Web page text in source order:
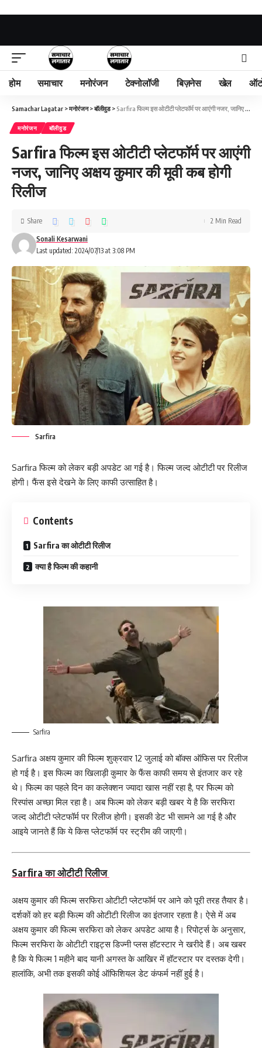
होम समाचार मनोरंजन टेक्नोलॉजी बिज़नेस खेल
Samachar Lagatar >मनोरंजन>बॉलीवुड>Sarfira फिल्म इस ओटीटी प्लेटफॉर्म पर आएंगी नजर, जानिए अक्षय कुमार की मूवी कब होगी रिलीज
मनोरंजन बॉलीवुड
Sarfira फिल्म इस ओटीटी प्लेटफॉर्म पर आएंगी
नजर, जानिए अक्षय कुमार की मूवी कब होगी
रिलीज
Last updated: 2024/07/13 at 3:08 PM
Sonali Kesarwani
Share 2 Min Read
Sarfira
Sarfira फिल्म को लेकर बड़ी अपडेट आ गई है। फिल्म जल्द ओटीटी पर रिलीज
होगी। फैंस इसे देखने के लिए काफी उत्साहित है।
Contents
Sarfira का ओटीटी रिलीज
क्या है फिल्म की कहानी
Sarfira
Sarfira अक्षय कुमार की फिल्म शुक्रवार 12 जुलाई को बॉक्स ऑफिस पर रिलीज
हो गई है। इस फिल्म का खिलाड़ी कुमार के फैंस काफी समय से इंतजार कर रहे
थे। फिल्म का पहले दिन का कलेक्शन ज्यादा खास नहीं रहा है, पर फिल्म को
रिस्पांस अच्छा मिल रहा है। अब फिल्म को लेकर बड़ी खबर ये है कि सरफिरा
जल्द ओटीटी प्लेटफॉर्म पर रिलीज होगी। इसकी डेट भी सामने आ गई है और
आइये जानते हैं कि ये किस प्लेटफॉर्म पर स्ट्रीम की जाएगी।
Sarfira का ओटीटी रिलीज
अक्षय कुमार की फिल्म सरफिरा ओटीटी प्लेटफॉर्म पर आने को पूरी तरह तैयार है।
दर्शकों को हर बड़ी फिल्म की ओटीटी रिलीज का इंतजार रहता है। ऐसे में अब
अक्षय कुमार की फिल्म सरफिरा को लेकर अपडेट आया है। रिपोर्ट्स के अनुसार,
फिल्म सरफिरा के ओटीटी राइट्स डिज्नी प्लस हॉटस्टार ने खरीदे हैं। अब खबर
है कि ये फिल्म 1 महीने बाद यानी अगस्त के आखिर में हॉटस्टार पर दस्तक देगी।
हालांकि, अभी तक इसकी कोई ऑफिशियल डेट कंफर्म नहीं हुई है।